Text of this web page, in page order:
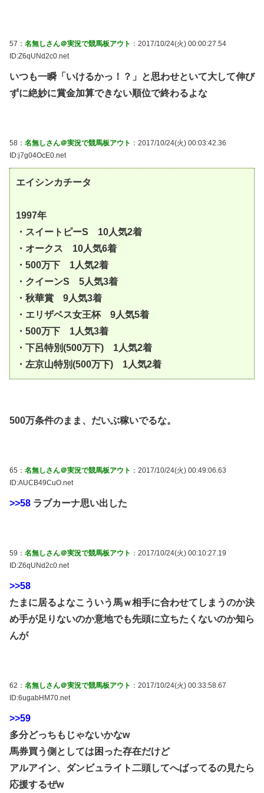
57： 名無しさん＠実況で競馬板アウト ：2017/10/24(火) 00:00:27.54
ID:Z6qUNd2c0.net
いつも一瞬「いけるかっ！？」と思わせといて大して伸び
ずに絶妙に賞金加算できない順位で終わるよな
58： 名無しさん＠実況で競馬板アウト ：2017/10/24(火) 00:03:42.36
ID:j7g04OcE0.net
エイシンカチータ
1997年
・スイートピーS 10人気2着
・オークス 10人気6着
・500万下 1人気2着
・クイーンS 5人気3着
・秋華賞 9人気3着
・エリザベス女王杯 9人気5着
・500万下 1人気3着
・下呂特別(500万下) 1人気2着
・左京山特別(500万下) 1人気2着
500万条件のまま、だいぶ稼いでるな。
65： 名無しさん＠実況で競馬板アウト ：2017/10/24(火) 00:49:06.63
ID:AUCB49CuO.net
>>58 ラブカーナ思い出した
59： 名無しさん＠実況で競馬板アウト ：2017/10/24(火) 00:10:27.19
ID:Z6qUNd2c0.net
>>58
たまに居るよなこういう馬ｗ相手に合わせてしまうのか決
め手が足りないのか意地でも先頭に立ちたくないのか知ら
んが
62： 名無しさん＠実況で競馬板アウト ：2017/10/24(火) 00:33:58.67
ID:6ugabHM70.net
>>59
多分どっちもじゃないかなw
馬券買う側としては困った存在だけど
アルアイン、ダンビュライト二頭してへばってるの見たら
応援するぜw